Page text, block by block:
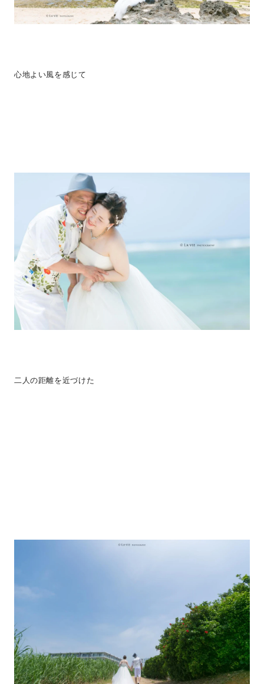
心地よい風を感じて
二人の距離を近づけた